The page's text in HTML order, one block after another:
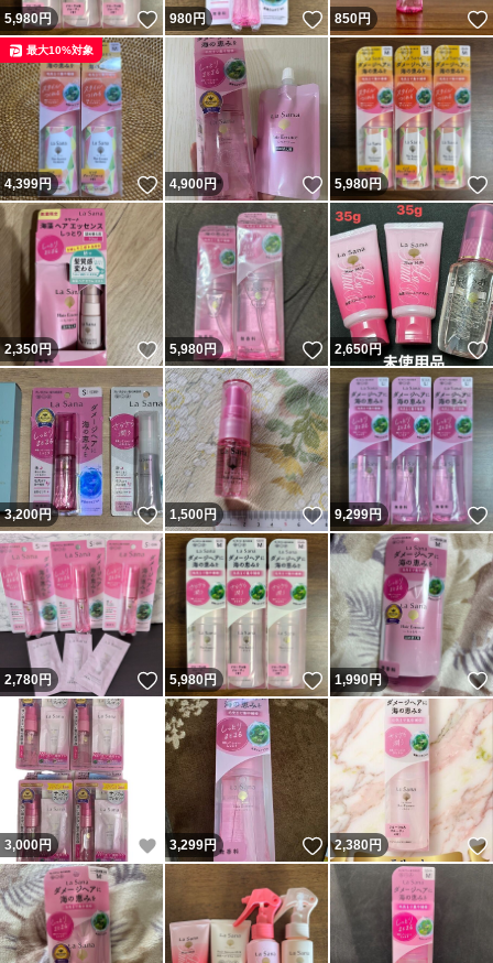
5,980円 いいね！
980円 いいね！
850円
4,399円 いいね！
最大10%対象
4,900円 いいね！
5,980円
2,350円 いいね！
5,980円 いいね！
2,650円
3,200円 いいね！
1,500円 いいね！
9,299円
2,780円 いいね！
5,980円 いいね！
1,990 円
3,000円 いいね！
3,299円 いいね！
2,380円